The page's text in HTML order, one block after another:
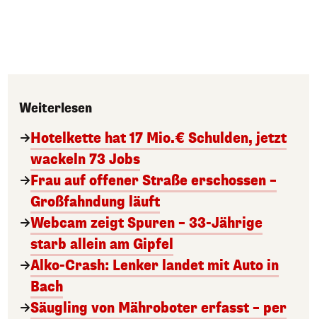
Weiterlesen
Hotelkette hat 17 Mio.€ Schulden, jetzt
wackeln 73 Jobs
Frau auf offener Straße erschossen –
Großfahndung läuft
Webcam zeigt Spuren – 33-Jährige
starb allein am Gipfel
Alko-Crash: Lenker landet mit Auto in
Bach
Säugling von Mähroboter erfasst – per